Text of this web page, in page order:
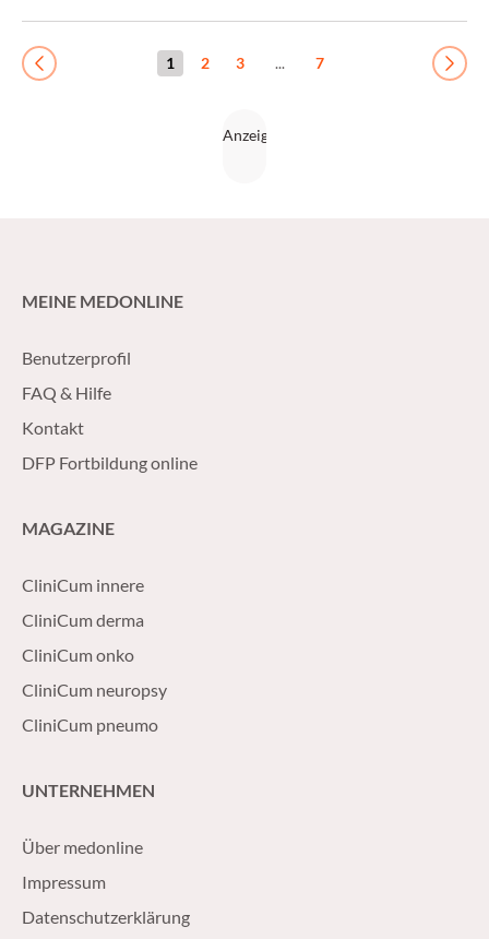
Previous 1 2 3 ... 7 Next
MEINE MEDONLINE
Benutzerprofil
FAQ & Hilfe
Kontakt
DFP Fortbildung online
MAGAZINE
CliniCum innere
CliniCum derma
CliniCum onko
CliniCum neuropsy
CliniCum pneumo
UNTERNEHMEN
Über medonline
Impressum
Datenschutzerklärung